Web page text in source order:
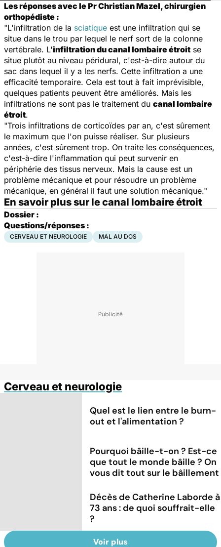
Les réponses avec le Pr Christian Mazel, chirurgien
orthopédiste :
"L'infiltration de la sciatique est une infiltration qui se
situe dans le trou par lequel le nerf sort de la colonne
vertébrale. L'infiltration du canal lombaire étroit se
situe plutôt au niveau péridural, c'est-à-dire autour du
sac dans lequel il y a les nerfs. Cette infiltration a une
efficacité temporaire. Cela est tout à fait imprévisible,
quelques patients peuvent être améliorés. Mais les
infiltrations ne sont pas le traitement du canal lombaire
étroit.
"Trois infiltrations de corticoïdes par an, c'est sûrement
le maximum que l'on puisse réaliser. Sur plusieurs
années, c'est sûrement trop. On traite les conséquences,
c'est-à-dire l'inflammation qui peut survenir en
périphérie des tissus nerveux. Mais la cause est un
problème mécanique et pour résoudre un problème
mécanique, en général il faut une solution mécanique."
En savoir plus sur le canal lombaire étroit
Dossier :
Questions/réponses :
CERVEAU ET NEUROLOGIE MAL AU DOS
Cerveau et neurologie
Quel est le lien entre le burn-
out et l'alimentation ?
Pourquoi bâille-t-on ? Est-ce
que tout le monde bâille ? On
vous dit tout sur le bâillement
Décès de Catherine Laborde à
73 ans : de quoi souffrait-elle
?
Voir plus